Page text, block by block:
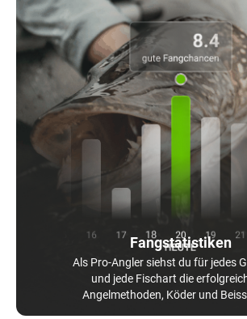
Fangstatistiken
Als Pro-Angler siehst du für jedes
und jede Fischart die
Angelmethoden, Köder und